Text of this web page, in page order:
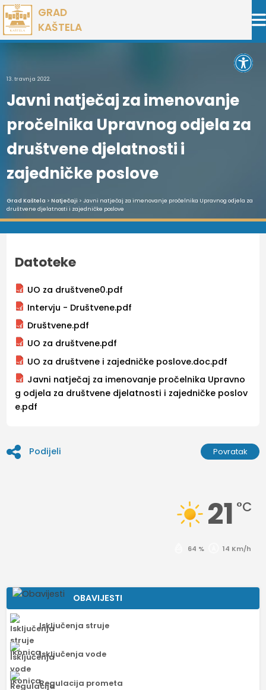
Preskoči
na
sadržaj
GRAD
KAŠTELA
13. travnja 2022.
Javni natječaj za imenovanje
pročelnika Upravnog odjela za
društvene djelatnosti i
zajedničke poslove
Grad Kaštela > Natječaji > Javni natječaj za imenovanje pročelnika Upravnog odjela za
društvene djelatnosti i zajedničke poslove
Datoteke
UO za društvene0.pdf
Intervju - Društvene.pdf
Društvene.pdf
UO za društvene.pdf
UO za društvene i zajedničke poslove.doc.pdf
Javni natječaj za imenovanje pročelnika Upravno
g odjela za društvene djelatnosti i zajedničke poslov
e.pdf
Podijeli Povratak
21 °C
64 % 14 Km/h
OBAVIJESTI
Isključenja struje
Isključenja vode
Regulacija prometa